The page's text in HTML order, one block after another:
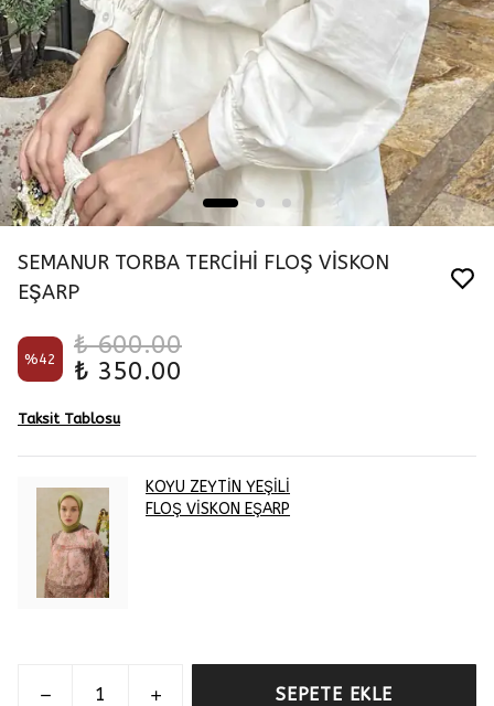
SEMANUR TORBA TERCİHİ FLOŞ VİSKON
EŞARP
%42
₺ 600.00
₺ 350.00
Taksit Tablosu
KOYU ZEYTİN YEŞİLİ
FLOŞ VİSKON EŞARP
SEPETE EKLE